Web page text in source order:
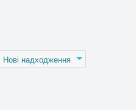
Нові надходження